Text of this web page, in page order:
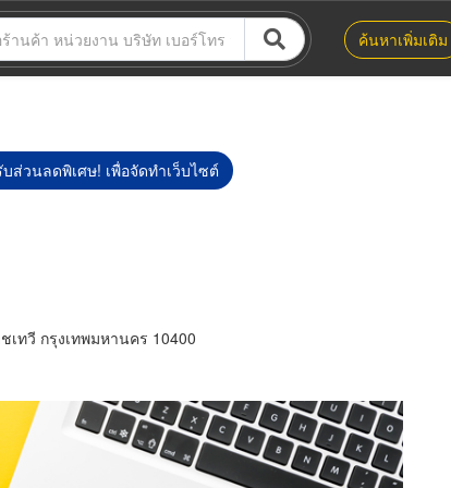
ค้นหาเพิ่มเติม
ส่วนลดพิเศษ! เพื่อจัดทำเว็บไซต์
ทวี กรุงเทพมหานคร 10400